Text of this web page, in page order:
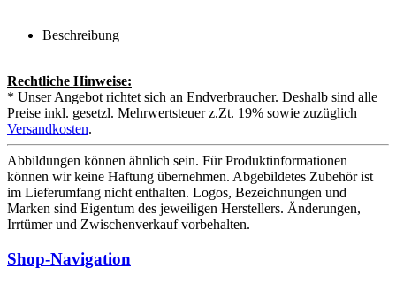
Beschreibung
Rechtliche Hinweise:
* Unser Angebot richtet sich an Endverbraucher. Deshalb sind alle
Preise inkl. gesetzl. Mehrwertsteuer z.Zt. 19% sowie zuzüglich
Versandkosten.
Abbildungen können ähnlich sein. Für Produktinformationen
können wir keine Haftung übernehmen. Abgebildetes Zubehör ist
im Lieferumfang nicht enthalten. Logos, Bezeichnungen und
Marken sind Eigentum des jeweiligen Herstellers. Änderungen,
Irrtümer und Zwischenverkauf vorbehalten.
Shop-Navigation